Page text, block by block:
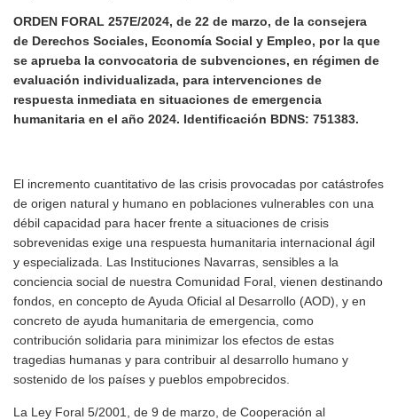
ORDEN FORAL 257E/2024, de 22 de marzo, de la consejera
de Derechos Sociales, Economía Social y Empleo, por la que
se aprueba la convocatoria de subvenciones, en régimen de
evaluación individualizada, para intervenciones de
respuesta inmediata en situaciones de emergencia
humanitaria en el año 2024. Identificación BDNS: 751383.
El incremento cuantitativo de las crisis provocadas por catástrofes
de origen natural y humano en poblaciones vulnerables con una
débil capacidad para hacer frente a situaciones de crisis
sobrevenidas exige una respuesta humanitaria internacional ágil
y especializada. Las Instituciones Navarras, sensibles a la
conciencia social de nuestra Comunidad Foral, vienen destinando
fondos, en concepto de Ayuda Oficial al Desarrollo (AOD), y en
concreto de ayuda humanitaria de emergencia, como
contribución solidaria para minimizar los efectos de estas
tragedias humanas y para contribuir al desarrollo humano y
sostenido de los países y pueblos empobrecidos.
La Ley Foral 5/2001, de 9 de marzo, de Cooperación al